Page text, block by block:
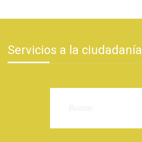
Servicios a la ciudadanía